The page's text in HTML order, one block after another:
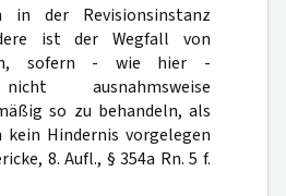
der Revisionsinstanz
ist der Wegfall von
sofern - wie hier -
ausnahmsweise
so zu behandeln, als
Hindernis vorgelegen
8. Aufl., § 354a Rn. 5 f.